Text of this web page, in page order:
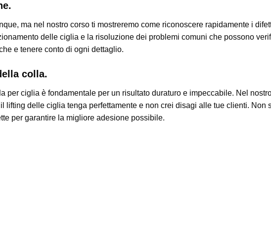
ma nel nostro corso ti mostreremo come riconoscere rapidamente i
delle ciglia e la risoluzione dei problemi comuni che possono
e tenere conto di ogni dettaglio.
colla.
per ciglia è fondamentale per un risultato duraturo e impeccabile. Nel
lifting delle ciglia tenga perfettamente e non crei disagi alle tue clienti.
per garantire la migliore adesione possibile.